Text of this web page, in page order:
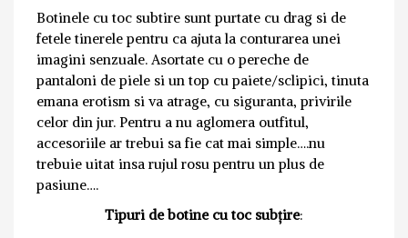
Botinele cu toc subtire sunt purtate cu drag si de
fetele tinerele pentru ca ajuta la conturarea unei
imagini senzuale. Asortate cu o pereche de
pantaloni de piele si un top cu paiete/sclipici, tinuta
emana erotism si va atrage, cu siguranta, privirile
celor din jur. Pentru a nu aglomera outfitul,
accesoriile ar trebui sa fie cat mai simple….nu
trebuie uitat insa rujul rosu pentru un plus de
pasiune….
Tipuri de botine cu toc subțire: